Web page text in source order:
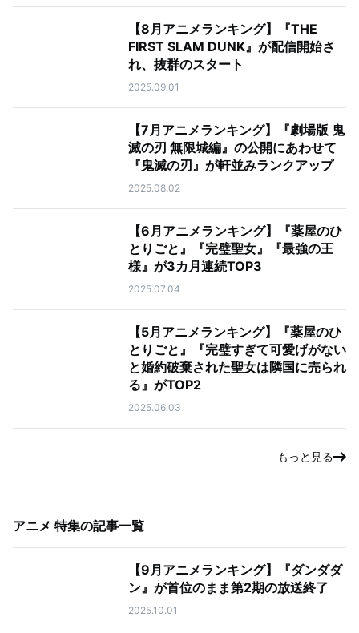
【8月アニメランキング】『THE
FIRST SLAM DUNK』が配信開始さ
れ、抜群のスタート
2025.09.01
【7月アニメランキング】『劇場版 鬼
滅の刃 無限城編』の公開にあわせて
『鬼滅の刃』が軒並みランクアップ
2025.08.02
【6月アニメランキング】『薬屋のひ
とりごと』『完璧聖女』『最強の王
様』が3カ月連続TOP3
2025.07.04
【5月アニメランキング】『薬屋のひ
とりごと』『完璧すぎて可愛げがない
と婚約破棄された聖女は隣国に売られ
る』がTOP2
2025.06.03
もっと見る
アニメ 特集の記事一覧
【9月アニメランキング】『ダンダダ
ン』が首位のまま第2期の放送終了
2025.10.01